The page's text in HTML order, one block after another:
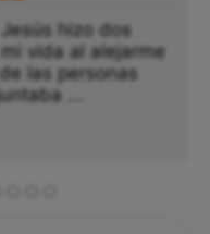
hizo dos
vida al alejarme
las personas
...